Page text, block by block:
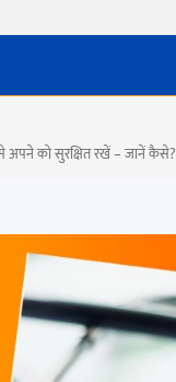
से अपने को सुरक्षित रखें – जानें कैसे?